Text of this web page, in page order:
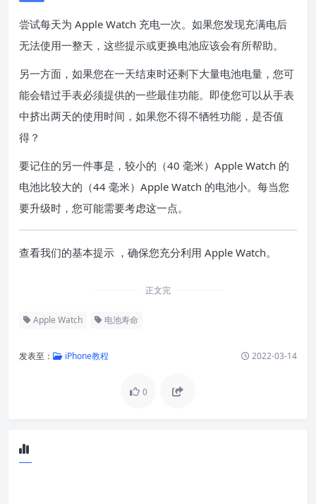
尝试每天为 Apple Watch 充电一次。如果您发现充满电后
无法使用一整天，这些提示或更换电池应该会有所帮助。
另一方面，如果您在一天结束时还剩下大量电池电量，您可
能会错过手表必须提供的一些最佳功能。即使您可以从手表
中挤出两天的使用时间，如果您不得不牺牲功能，是否值
得？
要记住的另一件事是，较小的（40 毫米）Apple Watch 的
电池比较大的（44 毫米）Apple Watch 的电池小。每当您
要升级时，您可能需要考虑这一点。
查看我们的基本提示 ，确保您充分利用 Apple Watch。
正文完
Apple Watch 电池寿命
发表至： iPhone教程 2022-03-14
0